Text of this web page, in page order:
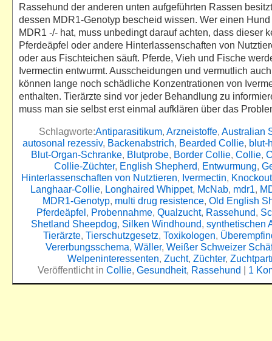
Rassehund der anderen unten aufgeführten Rassen
dessen MDR1-Genotyp bescheid wissen. Wer einen
MDR1 -/- hat, muss unbedingt darauf achten, dass dieser
Pferdeäpfel oder andere Hinterlassenschaften von
oder aus Fischteichen säuft. Pferde, Vieh und Fische
Ivermectin entwurmt. Ausscheidungen und vermutlich
können lange noch schädliche Konzentrationen von
enthalten. Tierärzte sind vor jeder Behandlung zu
muss man sie selbst erst einmal aufklären über das
Schlagworte:Antiparasitikum, Arzneistoffe, Australian
autosonal rezessiv, Backenabstrich, Bearded Collie, blut-
Blut-Organ-Schranke, Blutprobe, Border Collie, Collie,
Collie-Züchter, English Shepherd, Entwurmung,
Hinterlassenschaften von Nutztieren, Ivermectin,
Langhaar-Collie, Longhaired Whippet, McNab, mdr1,
MDR1-Genotyp, multi drug resistence, Old English
Pferdeäpfel, Probennahme, Qualzucht, Rassehund,
Shetland Sheepdog, Silken Windhound, synthetischen
Tierärzte, Tierschutzgesetz, Toxikologen,
Vererbungsschema, Wäller, Weißer Schweizer
Welpeninteressenten, Zucht, Züchter,
Veröffentlicht in Collie, Gesundheit, Rassehund | 1